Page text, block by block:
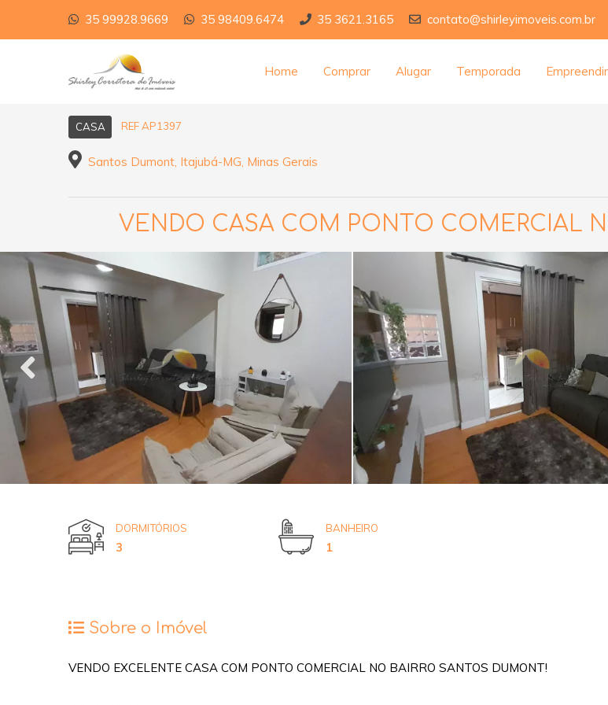
35 99928.9669 35 98409.6474 35 3621.3165 contato@shirleyimoveis.com.br
Home Comprar Alugar Temporada
CASA REF AP1397
Santos Dumont, Itajubá-MG, Minas Gerais
VENDO CASA COM PONTO COMERCIAL
DORMITÓRIOS
3
BANHEIRO
1
Sobre o Imóvel
VENDO EXCELENTE CASA COM PONTO COMERCIAL NO BAIRRO SANTOS DUMONT!